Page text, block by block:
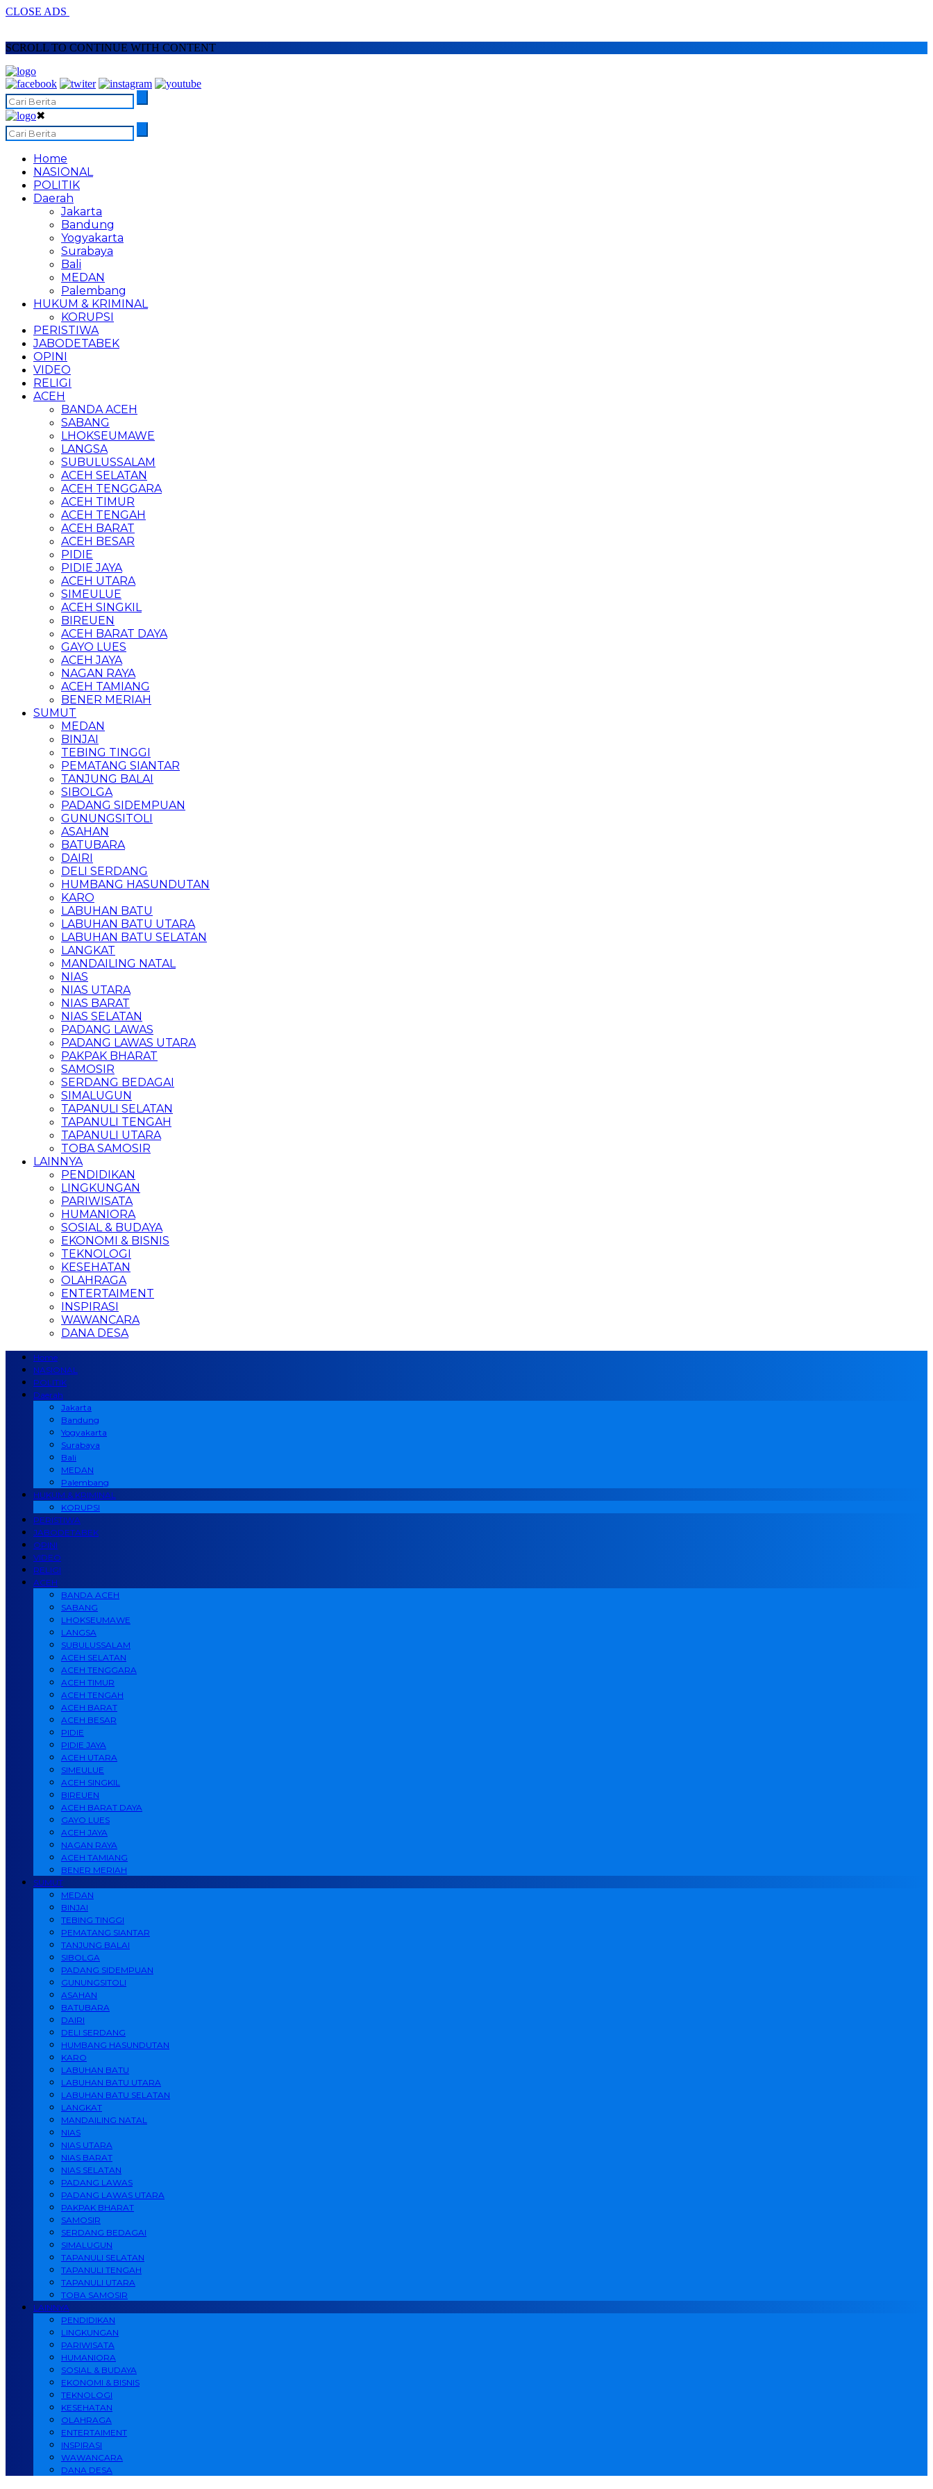
CLOSE ADS
SCROLL TO CONTINUE WITH CONTENT
✖
Home
NASIONAL
POLITIK
Daerah
Jakarta
Bandung
Yogyakarta
Surabaya
Bali
MEDAN
Palembang
HUKUM & KRIMINAL
KORUPSI
PERISTIWA
JABODETABEK
OPINI
VIDEO
RELIGI
ACEH
BANDA ACEH
SABANG
LHOKSEUMAWE
LANGSA
SUBULUSSALAM
ACEH SELATAN
ACEH TENGGARA
ACEH TIMUR
ACEH TENGAH
ACEH BARAT
ACEH BESAR
PIDIE
PIDIE JAYA
ACEH UTARA
SIMEULUE
ACEH SINGKIL
BIREUEN
ACEH BARAT DAYA
GAYO LUES
ACEH JAYA
NAGAN RAYA
ACEH TAMIANG
BENER MERIAH
SUMUT
MEDAN
BINJAI
TEBING TINGGI
PEMATANG SIANTAR
TANJUNG BALAI
SIBOLGA
PADANG SIDEMPUAN
GUNUNGSITOLI
ASAHAN
BATUBARA
DAIRI
DELI SERDANG
HUMBANG HASUNDUTAN
KARO
LABUHAN BATU
LABUHAN BATU UTARA
LABUHAN BATU SELATAN
LANGKAT
MANDAILING NATAL
NIAS
NIAS UTARA
NIAS BARAT
NIAS SELATAN
PADANG LAWAS
PADANG LAWAS UTARA
PAKPAK BHARAT
SAMOSIR
SERDANG BEDAGAI
SIMALUGUN
TAPANULI SELATAN
TAPANULI TENGAH
TAPANULI UTARA
TOBA SAMOSIR
LAINNYA
PENDIDIKAN
LINGKUNGAN
PARIWISATA
HUMANIORA
SOSIAL & BUDAYA
EKONOMI & BISNIS
TEKNOLOGI
KESEHATAN
OLAHRAGA
ENTERTAIMENT
INSPIRASI
WAWANCARA
DANA DESA
Home
NASIONAL
POLITIK
Daerah
Jakarta
Bandung
Yogyakarta
Surabaya
Bali
MEDAN
Palembang
HUKUM & KRIMINAL
KORUPSI
PERISTIWA
JABODETABEK
OPINI
VIDEO
RELIGI
ACEH
BANDA ACEH
SABANG
LHOKSEUMAWE
LANGSA
SUBULUSSALAM
ACEH SELATAN
ACEH TENGGARA
ACEH TIMUR
ACEH TENGAH
ACEH BARAT
ACEH BESAR
PIDIE
PIDIE JAYA
ACEH UTARA
SIMEULUE
ACEH SINGKIL
BIREUEN
ACEH BARAT DAYA
GAYO LUES
ACEH JAYA
NAGAN RAYA
ACEH TAMIANG
BENER MERIAH
SUMUT
MEDAN
BINJAI
TEBING TINGGI
PEMATANG SIANTAR
TANJUNG BALAI
SIBOLGA
PADANG SIDEMPUAN
GUNUNGSITOLI
ASAHAN
BATUBARA
DAIRI
DELI SERDANG
HUMBANG HASUNDUTAN
KARO
LABUHAN BATU
LABUHAN BATU UTARA
LABUHAN BATU SELATAN
LANGKAT
MANDAILING NATAL
NIAS
NIAS UTARA
NIAS BARAT
NIAS SELATAN
PADANG LAWAS
PADANG LAWAS UTARA
PAKPAK BHARAT
SAMOSIR
SERDANG BEDAGAI
SIMALUGUN
TAPANULI SELATAN
TAPANULI TENGAH
TAPANULI UTARA
TOBA SAMOSIR
LAINNYA
PENDIDIKAN
LINGKUNGAN
PARIWISATA
HUMANIORA
SOSIAL & BUDAYA
EKONOMI & BISNIS
TEKNOLOGI
KESEHATAN
OLAHRAGA
ENTERTAIMENT
INSPIRASI
WAWANCARA
DANA DESA